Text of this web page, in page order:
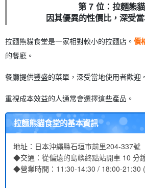
第 7 位：拉麵熊
因其優異的性價比，深受
拉麵熊貓食堂是一家相對較小的拉麵店。 價
的餐廳。
餐廳提供豐盛的菜單，深受當地使用者歡迎。
重視成本效益的人通常會選擇這些產品。
拉麵熊貓食堂的基本資訊
地址：日本沖繩縣石垣市前里204-337號
◆交通：從偏遠的島嶼終點站開車 10 分
◆營業時間：11:30-14:30 / 18:00-21:30 (